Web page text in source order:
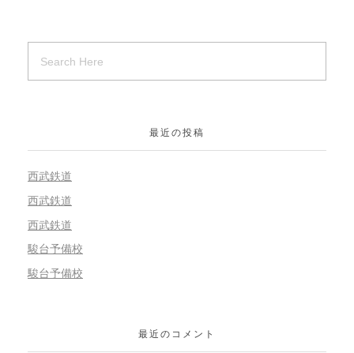
最近の投稿
西武鉄道
西武鉄道
西武鉄道
駿台予備校
駿台予備校
最近のコメント